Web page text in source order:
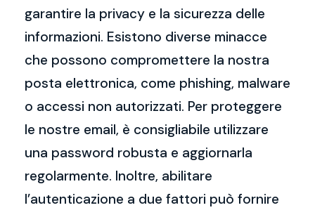
garantire la privacy e la sicurezza delle
informazioni. Esistono diverse minacce
che possono compromettere la nostra
posta elettronica, come phishing, malware
o accessi non autorizzati. Per proteggere
le nostre email, è consigliabile utilizzare
una password robusta e aggiornarla
regolarmente. Inoltre, abilitare
l’autenticazione a due fattori può fornire